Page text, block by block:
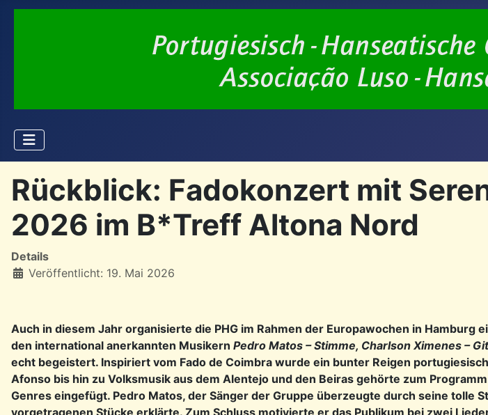
Rückblick: Fadokonzert mit
2026 im B*Treff Altona Nord
Details
Veröffentlicht: 19. Mai 2026
Auch in diesem Jahr organisierte die PHG im Rahmen der Europawochen in Hamburg
den international anerkannten Musikern Pedro Matos – Stimme, Charlson Ximenes –
echt begeistert. Inspiriert vom Fado de Coimbra wurde ein bunter Reigen
Afonso bis hin zu Volksmusik aus dem Alentejo und den Beiras gehörte zum
Genres eingefügt. Pedro Matos, der Sänger der Gruppe überzeugte durch seine tolle
vorgetragenen Stücke erklärte. Zum Schluss motivierte er das Publikum bei zwei